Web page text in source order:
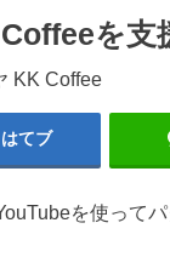
を支
はてブ
を使って